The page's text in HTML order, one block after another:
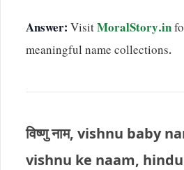
Answer:VisitMoralStory.in
meaningful name collections.
विष्णु नाम, vishnu baby
vishnu ke naam,